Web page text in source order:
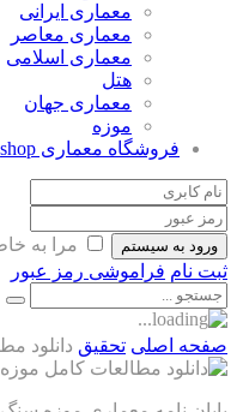
معماری ایرانی
معماری معاصر
معماری اسلامی
هتل
معماری جهان
موزه
فروشگاه معماری shop
ورود به سیستم
مرا به
ثبت نام فراموشی رمز عبور
صفحه اصلی تحقیق دانلود